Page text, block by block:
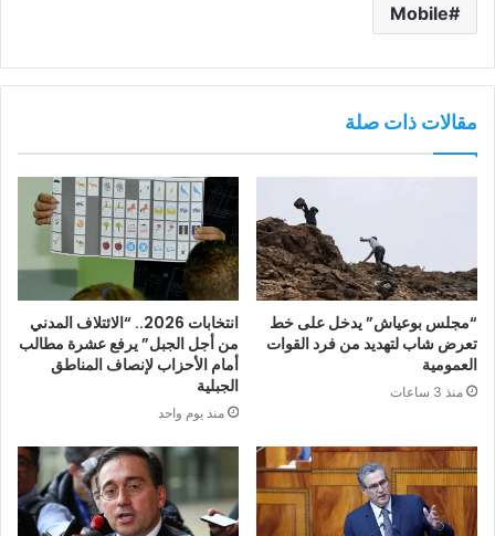
Mobile
مقالات ذات صلة
“مجلس بوعياش” يدخل على خط
تعرض شاب لتهديد من فرد القوات
العمومية
منذ 3 ساعات
انتخابات 2026.. “الائتلاف المدني
من أجل الجبل” يرفع عشرة مطالب
أمام الأحزاب لإنصاف المناطق
الجبلية
منذ يوم واحد